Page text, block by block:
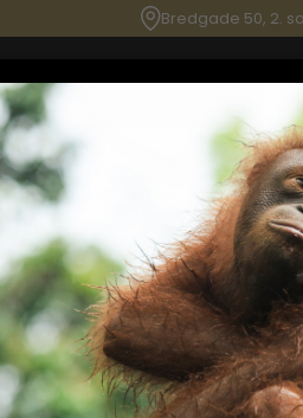
Bredgade 50, 2.